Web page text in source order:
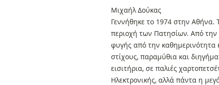
Μιχαήλ Δούκας
Γεννήθηκε το 1974 στην Αθήνα.
περιοχή των Πατησίων. Από
φυγής από την καθημερινότητα
στίχους, παραμύθια και
εισιτήρια, σε παλιές
Ηλεκτρονικής, αλλά πάντα η